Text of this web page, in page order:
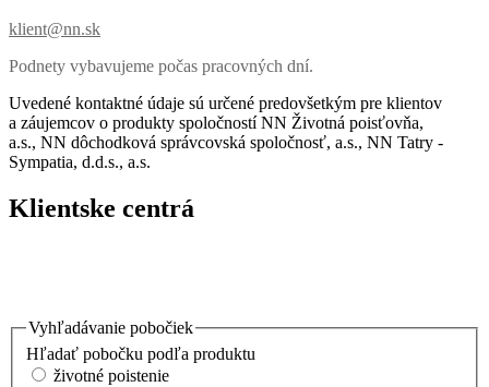
klient@nn.sk
Podnety vybavujeme počas pracovných dní.
Uvedené kontaktné údaje sú určené predovšetkým pre klientov
a záujemcov o produkty spoločnostíNN Životná poisťovňa,
a.s., NN dôchodková správcovská spoločnosť, a.s., NN Tatry -
Sympatia, d.d.s., a.s.
Klientske centrá
Vyhľadávanie pobočiek
Hľadať pobočku podľa produktu
životné poistenie